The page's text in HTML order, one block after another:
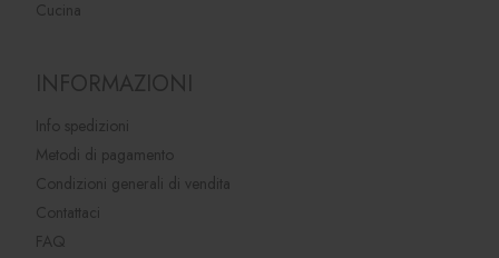
Cucina
INFORMAZIONI
Info spedizioni
Metodi di pagamento
Condizioni generali di vendita
Contattaci
FAQ